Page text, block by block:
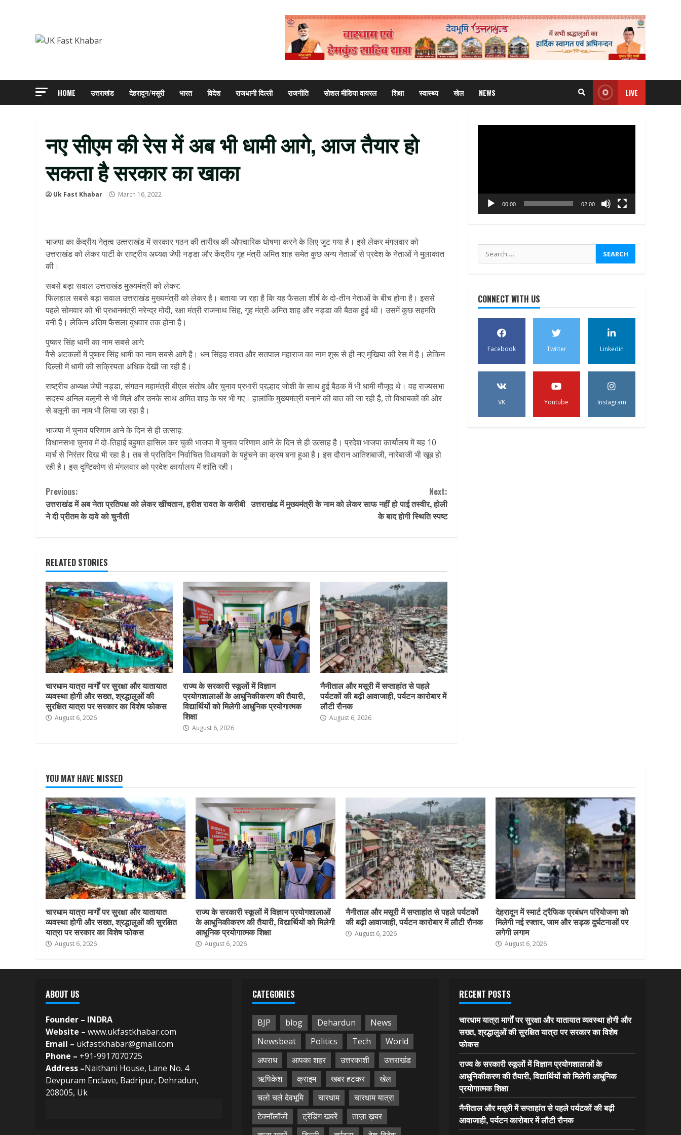
HOME उत्तराखंड देहरादून/मसूरी भारत विदेश राजधानी दिल्ली राजनीति सोशल मीडिया वायरल शिक्षा स्वास्थ्य खेल NEWS LIVE
नए सीएम की रेस में अब भी धामी आगे, आज तैयार हो
सकता है सरकार का खाका
Uk Fast Khabar March 16, 2022
भाजपा का केंद्रीय नेतृत्व उत्‍तराखंड में सरकार गठन की तारीख की औपचारिक घोषणा करने के लिए जुट गया है। इसे लेकर मंगलवार को
उत्तराखंड को लेकर पार्टी के राष्ट्रीय अध्यक्ष जेपी नड्डा और केंद्रीय गृह मंत्री अमित शाह समेत कुछ अन्य नेताओं से प्रदेश के नेताओं ने मुलाकात
की।
सबसे बड़ा सवाल उत्तराखंड मुख्यमंत्री को लेकर:
फिलहाल सबसे बड़ा सवाल उत्तराखंड मुख्यमंत्री को लेकर है। बताया जा रहा है कि यह फैसला शीर्ष के दो-तीन नेताओं के बीच होना है। इससे
पहले सोमवार को भी प्रधानमंत्री नरेन्द्र मोदी, रक्षा मंत्री राजनाथ सिंह, गृह मंत्री अमित शाह और नड्डा की बैठक हुई थी। उसमें कुछ सहमति
बनी है। लेकिन अंतिम फैसला बुधवार तक होना है।
पुष्कर सिंह‍ धामी का नाम सबसे आगे:
वैसे अटकलों में पुष्कर सिंह‍ धामी का नाम सबसे आगे है। धन सिंहह रावत और सतपाल महाराज का नाम शुरू से ही नए मुखिया की रेस में है। लेकिन
दिल्‍ली में धामी की सक्रियता अधिक देखी जा रही है।
राष्ट्रीय अध्यक्ष जेपी नड्डा, संगठन महामंत्री बीएल संतोष और चुनाव प्रभारी प्रल्हाद जोशी के साथ हुई बैठक में भी धामी मौजूद थे। वह राज्यसभा
सदस्य अनिल बलूनी से भी मिले और उनके साथ अमित शाह के घर भी गए। हालांकि मुख्यमंत्री बनाने की बात की जा रही है, तो विधायकों की ओर
से बलूनी का नाम भी लिया जा रहा है।
भाजपा में चुनाव परिणाम आने के दिन से ही उत्साह:
विधानसभा चुनाव में दो-तिहाई बहुमत हासिल कर चुकी भाजपा में चुनाव परिणाम आने के दिन से ही उत्साह है। प्रदेश भाजपा कार्यालय में यह 10
मार्च से निरंतर दिख भी रहा है। तब से प्रतिदिन निर्वाचित विधायकों के पहुंचने का क्रम बना हुआ है। इस दौरान आतिशबाजी, नारेबाजी भी खूब हो
रही है। इस दृष्टिकोण से मंगलवार को प्रदेश कार्यालय में शांति रही।
Continue
Reading
Previous:
उत्तराखंड में अब नेता प्रतिपक्ष को लेकर खींचतान, हरीश रावत के करीबी
ने दी प्रीतम के दावे को चुनौती
Next:
उत्तराखंड में मुख्यमंत्री के नाम को लेकर साफ नहीं हो पाई तस्वीर, होली
के बाद होगी स्थिति स्पष्ट
RELATED STORIES
चारधाम यात्रा मार्गों पर सुरक्षा और यातायात
व्यवस्था होगी और सख्त, श्रद्धालुओं की
सुरक्षित यात्रा पर सरकार का विशेष फोकस
August 6, 2026
राज्य के सरकारी स्कूलों में विज्ञान
प्रयोगशालाओं के आधुनिकीकरण की तैयारी,
विद्यार्थियों को मिलेगी आधुनिक प्रयोगात्मक
शिक्षा
August 6, 2026
नैनीताल और मसूरी में सप्ताहांत से पहले
पर्यटकों की बढ़ी आवाजाही, पर्यटन कारोबार में
लौटी रौनक
August 6, 2026
00:00 02:00
Search
for:
CONNECT WITH US
Facebook Twitter Linkedin
VK Youtube Instagram
YOU MAY HAVE MISSED
चारधाम यात्रा मार्गों पर सुरक्षा और यातायात
व्यवस्था होगी और सख्त, श्रद्धालुओं की सुरक्षित
यात्रा पर सरकार का विशेष फोकस
August 6, 2026
राज्य के सरकारी स्कूलों में विज्ञान प्रयोगशालाओं
के आधुनिकीकरण की तैयारी, विद्यार्थियों को मिलेगी
आधुनिक प्रयोगात्मक शिक्षा
August 6, 2026
नैनीताल और मसूरी में सप्ताहांत से पहले पर्यटकों
की बढ़ी आवाजाही, पर्यटन कारोबार में लौटी रौनक
August 6, 2026
देहरादून में स्मार्ट ट्रैफिक प्रबंधन परियोजना को
मिलेगी नई रफ्तार, जाम और सड़क दुर्घटनाओं पर
लगेगी लगाम
August 6, 2026
ABOUT US
Founder – INDRA
Website – www.ukfastkhabar.com
Email – ukfastkhabar@gmail.com
Phone – +91-9917070725
Address –Naithani House, Lane No. 4
Devpuram Enclave, Badripur, Dehradun,
208005, Uk
CATEGORIES
BJP blog Dehardun
News
Newsbeat
Politics Tech
World
अपराध
आपका शहर उत्तरकाशी
उत्तराखंड
ऋषिकेश
क्राइम खबर हटकर
खेल
चलो चले देवभूमि
चारधाम
चारधाम यात्रा
टेक्नॉलॉजी
ट्रेंडिंग खबरें
ताज़ा ख़बर
RECENT POSTS
चारधाम यात्रा मार्गों पर सुरक्षा और यातायात व्यवस्था होगी और
सख्त, श्रद्धालुओं की सुरक्षित यात्रा पर सरकार का विशेष
फोकस
राज्य के सरकारी स्कूलों में विज्ञान प्रयोगशालाओं के
आधुनिकीकरण की तैयारी, विद्यार्थियों को मिलेगी आधुनिक
प्रयोगात्मक शिक्षा
नैनीताल और मसूरी में सप्ताहांत से पहले पर्यटकों की बढ़ी
आवाजाही, पर्यटन कारोबार में लौटी रौनक